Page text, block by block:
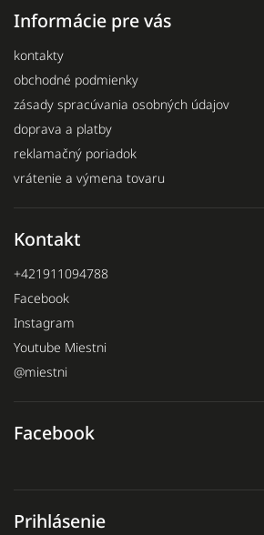
Informácie pre vás
kontakty
obchodné podmienky
zásady spracúvania osobných údajov
doprava a platby
reklamačný poriadok
vrátenie a výmena tovaru
Kontakt
+421911094788
Facebook
Instagram
Youtube Miestni
@miestni
Facebook
Prihlásenie